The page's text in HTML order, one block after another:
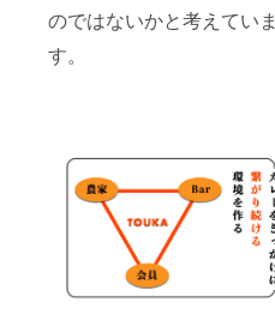
のではないかと考えていま
す。